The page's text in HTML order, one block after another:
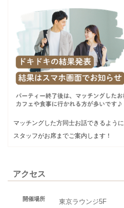
マッチングした方同士お話できるように
スタッフがお席までご案内します！
アクセス
開催場所
東京ラウンジ5F